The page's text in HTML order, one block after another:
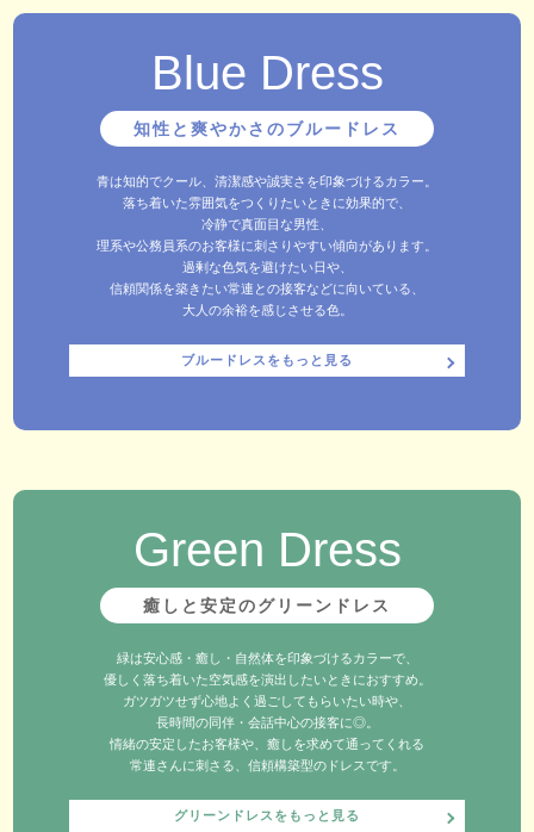
Blue Dress
知性と爽やかさのブルードレス
青は知的でクール、清潔感や誠実さを印象づけるカラー。
落ち着いた雰囲気をつくりたいときに効果的で、
冷静で真面目な男性、
理系や公務員系のお客様に刺さりやすい傾向があります。
過剰な色気を避けたい日や、
信頼関係を築きたい常連との接客などに向いている、
大人の余裕を感じさせる色。
ブルードレスをもっと見る
Green Dress
癒しと安定のグリーンドレス
緑は安心感・癒し・自然体を印象づけるカラーで、
優しく落ち着いた空気感を演出したいときにおすすめ。
ガツガツせず心地よく過ごしてもらいたい時や、
長時間の同伴・会話中心の接客に◎。
情緒の安定したお客様や、癒しを求めて通ってくれる
常連さんに刺さる、信頼構築型のドレスです。
グリーンドレスをもっと見る